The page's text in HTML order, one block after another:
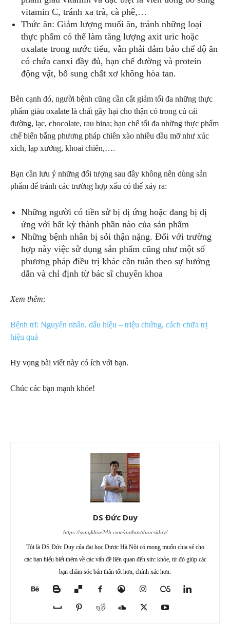
vitamin C, tránh xa trà, cà phê,…
Thức ăn: Giảm lượng muối ăn, tránh những loại
thực phẩm có thể làm tăng lượng axit uric hoặc
oxalate trong nước tiểu, vẫn phải đảm bảo chế độ ăn
có chứa canxi đầy đủ, hạn chế đường và protein
động vật, bổ sung chất xơ không hòa tan.
Bên cạnh đó, người bệnh cũng cần cắt giảm tối đa những thực
phẩm giàu oxalate là chất gây hại cho thận có trong củ cải
đường, lạc, chocolate, rau bina; hạn chế tối đa những thực phẩm
chế biến bằng phương pháp chiên xào nhiều dầu mỡ như xúc
xích, lạp xưởng, khoai chiên,….
Bạn cần lưu ý những đối tượng sau đây không nên dùng sản
phẩm để tránh các trường hợp xấu có thể xảy ra:
Những người có tiền sử bị dị ứng hoặc đang bị dị
ứng với bất kỳ thành phần nào của sản phẩm
Những bệnh nhân bị sỏi thận nặng. Đối với trường
hợp này việc sử dụng sản phẩm cũng như một số
phương pháp điều trị khác cần tuân theo sự hướng
dẫn và chỉ định từ bác sĩ chuyên khoa
Xem thêm:
Bệnh trĩ: Nguyên nhân, dấu hiệu – triệu chứng, cách chữa trị
hiệu quả
Hy vọng bài viết này có ích với bạn.
Chúc các bạn mạnh khỏe!
DS Đức Duy
https://songkhoe24h.com/author/duocsiduy/
Tôi là DS Đức Duy của đại học Dược Hà Nội có mong muốn chia sẻ cho
các bạn hiểu biết thêm về các vấn đề liên quan đến sức khỏe, từ đó giúp các
bạn chăm sóc bản thân tốt hơn, chính xác hơn.